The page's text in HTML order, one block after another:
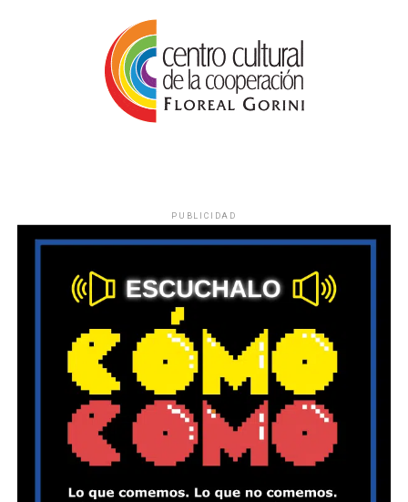
PUBLICIDAD